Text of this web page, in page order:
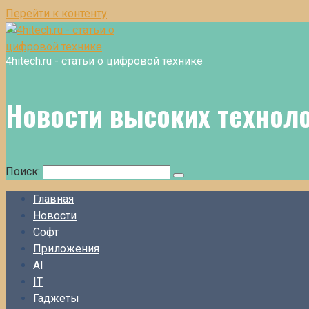
Перейти к контенту
4hitech.ru - статьи о цифровой технике
Новости высоких
Поиск:
Главная
Новости
Софт
Приложения
AI
IT
Гаджеты